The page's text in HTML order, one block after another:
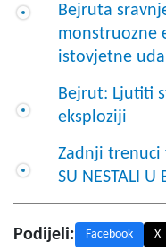
Bejruta
monstruozne
istovjetne
Bejrut: Ljutiti
eksploziji
Zadnji trenuci
SU NESTALI U
Podijeli: Facebook X